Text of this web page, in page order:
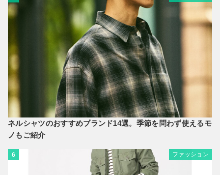
ネルシャツのおすすめブランド14選。季節を問わず使えるモ
ノもご紹介
6 ファッション